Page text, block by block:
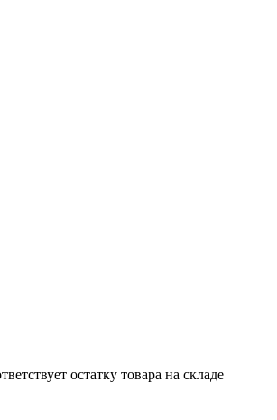
остатку товара на складе